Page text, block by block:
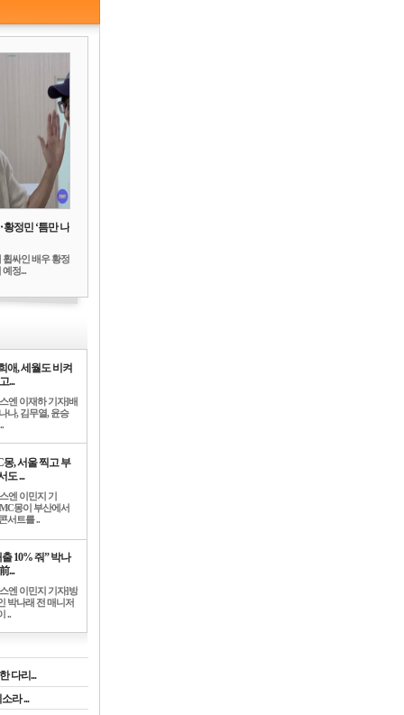
정민 ‘틈만 나
싸인 배우 황정
정...
애, 세월도 비켜
...
엔 이재하 기자]배
나, 김무열, 윤승
, 서울 찍고 부
도 ...
엔 이민지 기
몽이 부산에서
서트를 ..
10% 줘” 박나
...
엔 이민지 기자]방
박나래 전 매니저
..
다리...
라 ...